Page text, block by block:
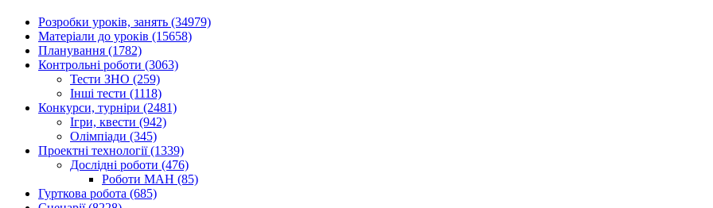
Розробки уроків, занять (34979)
Матеріали до уроків (15658)
Планування (1782)
Контрольні роботи (3063)
Тести ЗНО (259)
Інші тести (1118)
Конкурси, турніри (2481)
Ігри, квести (942)
Олімпіади (345)
Проектні технології (1339)
Дослідні роботи (476)
Роботи МАН (85)
Гурткова робота (685)